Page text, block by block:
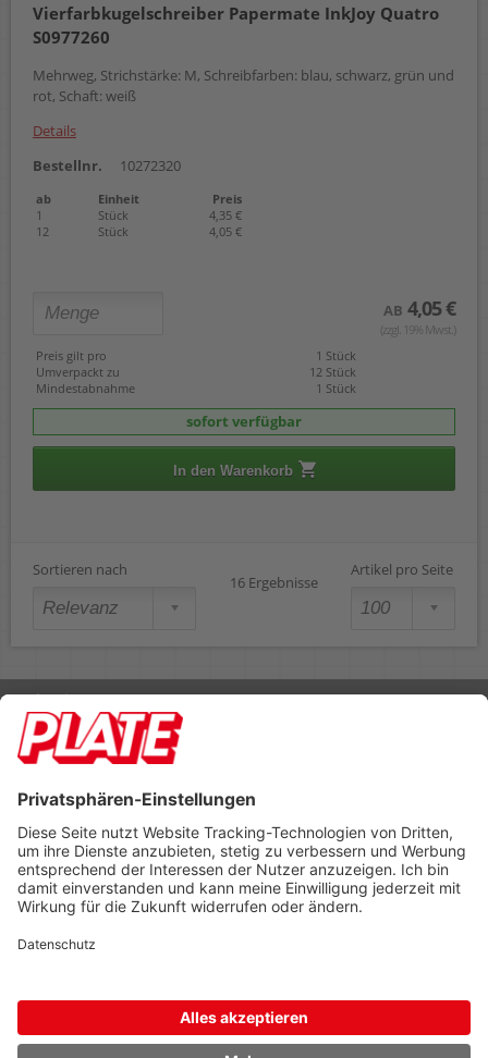
Vierfarbkugelschreiber Papermate InkJoy Quatro
S0977260
Mehrweg, Strichstärke: M, Schreibfarben: blau, schwarz, grün und
rot, Schaft: weiß
Details
Bestellnr.
10272320
ab Einheit
Preis
1
Stück
4,35 €
12
Stück 4,05 €
AB 4,05 €
(zzgl. 19% Mwst.)
Preis gilt pro
1 Stück
Umverpackt zu
12 Stück
Mindestabnahme
1 Stück
sofort verfügbar
In den Warenkorb
Sortieren nach
16 Ergebnisse
Artikel pro Seite
Rufen Sie uns an 04298 401-0
Lieferbedingungen Impressum
Footer anzeigen
PLATE Büromaterial Vertriebs GmbH
Hilligenwarf 5